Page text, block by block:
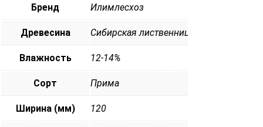
Бренд Илимлесхоз
Древесина Сибирская лиственница
Влажность 12-14%
Сорт Прима
Ширина (мм) 120